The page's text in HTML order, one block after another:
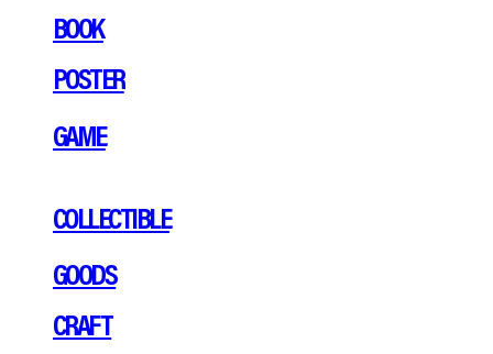
BOOK
POSTER
GAME
COLLECTIBLE
GOODS
CRAFT